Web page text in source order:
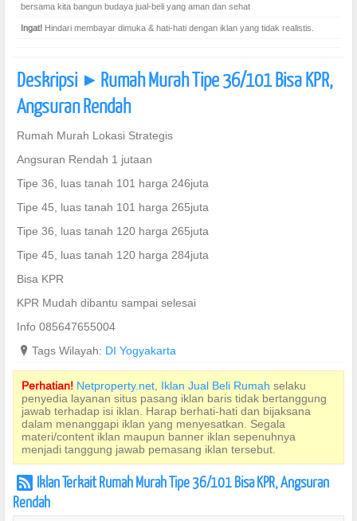
bersama kita bangun budaya jual-beli yang aman dan sehat
Ingat! Hindari membayar dimuka & hati-hati dengan iklan yang tidak realistis.
Deskripsi ] Rumah Murah Tipe 36/101 Bisa KPR,
Angsuran Rendah
Rumah Murah Lokasi Strategis
Angsuran Rendah 1 jutaan
Tipe 36, luas tanah 101 harga 246juta
Tipe 45, luas tanah 101 harga 265juta
Tipe 36, luas tanah 120 harga 265juta
Tipe 45, luas tanah 120 harga 284juta
Bisa KPR
KPR Mudah dibantu sampai selesai
Info 085647655004
? Tags Wilayah: DI Yogyakarta
Perhatian! Netproperty.net, Iklan Jual Beli Rumah selaku
penyedia layanan situs pasang iklan baris tidak bertanggung
jawab terhadap isi iklan. Harap berhati-hati dan bijaksana
dalam menanggapi iklan yang menyesatkan. Segala
materi/content iklan maupun banner iklan sepenuhnya
menjadi tanggung jawab pemasang iklan tersebut.
r Iklan Terkait Rumah Murah Tipe 36/101 Bisa KPR, Angsuran
Rendah